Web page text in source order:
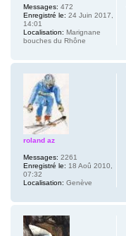
Messages: 472
Enregistré le: 24 Juin 2017,
14:01
Localisation: Marignane
bouches du Rhône
roland az
Messages: 2261
Enregistré le: 18 Aoû 2010,
07:32
Localisation: Genève